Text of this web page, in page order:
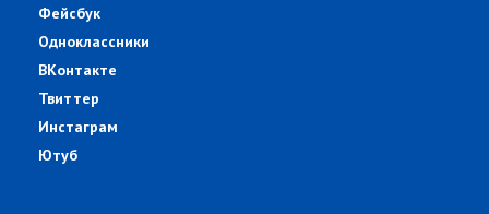
Фейсбук
Одноклассники
ВКонтакте
Твиттер
Инстаграм
Ютуб